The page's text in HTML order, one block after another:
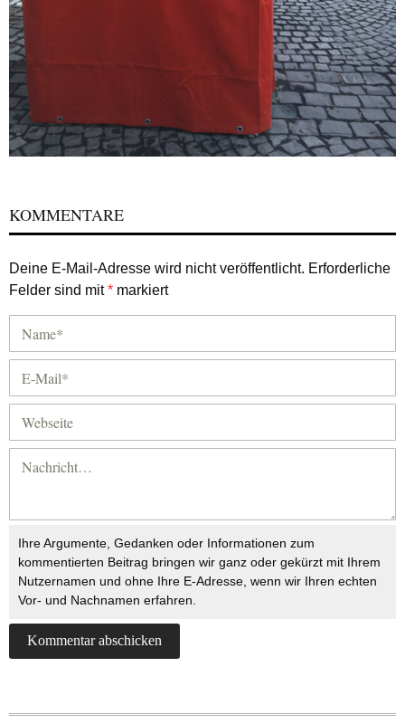
KOMMENTARE
Deine E-Mail-Adresse wird nicht veröffentlicht. Erforderliche
Felder sind mit* markiert
Ihre Argumente, Gedanken oder Informationen zum
kommentierten Beitrag bringen wir ganz oder gekürzt mit Ihrem
Nutzernamen und ohne Ihre E-Adresse, wenn wir Ihren echten
Vor- und Nachnamen erfahren.